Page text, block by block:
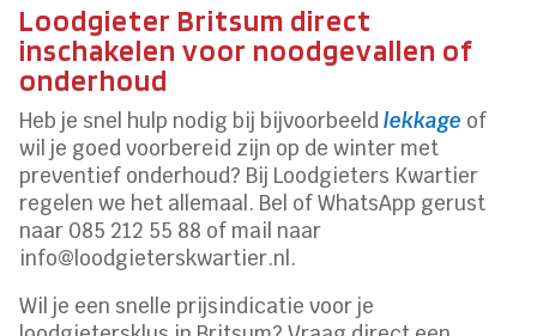
Loodgieter Britsum direct
inschakelen voor noodgevallen of
onderhoud
Heb je snel hulp nodig bij bijvoorbeeldlekkage of
wil je goed voorbereid zijn op de winter met
preventief onderhoud? Bij Loodgieters Kwartier
regelen we het allemaal. Bel of WhatsApp gerust
naar 085 212 55 88 of mail naar
info@loodgieterskwartier.nl.
Wil je een snelle prijsindicatie voor je